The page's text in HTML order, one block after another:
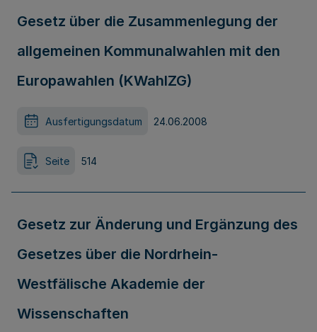
Gesetz über die Zusammenlegung der
allgemeinen Kommunalwahlen mit den
Europawahlen (KWahlZG)
Ausfertigungsdatum 24.06.2008
Seite 514
Gesetz zur Änderung und Ergänzung des
Gesetzes über die Nordrhein-
Westfälische Akademie der
Wissenschaften